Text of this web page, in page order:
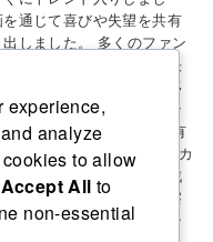
通じて喜びや失望を共有
しました。 多くのファン
し、他のファンは審判の決
した。この試合は選手の移
し、サッカーコミュニテ
の選手インタビューで共有
インターコンチネンタルカ
パフォーマンス、チーム戦
を当てたさまざまな洞察
たちの貢献や全体的なチ
experience,
analyze
to allow
Accept All to
non-essential